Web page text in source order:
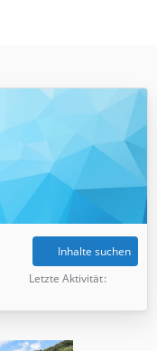
Inhalte suchen
Letzte Aktivität